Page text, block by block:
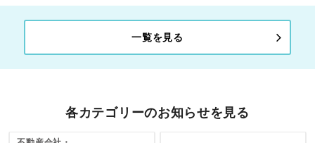
一覧を見る
各カテゴリーのお知らせを見る